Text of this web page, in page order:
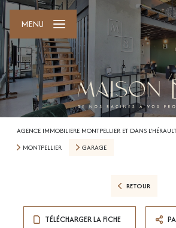
MENU
AGENCE IMMOBILIERE MONTPELLIER ET DANS L'HÉRAULT
MONTPELLIER
GARAGE
RETOUR
TÉLÉCHARGER LA FICHE